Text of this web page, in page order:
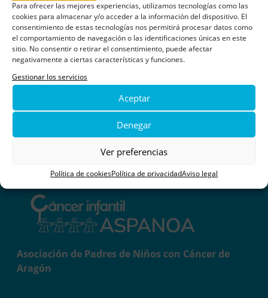
Para ofrecer las mejores experiencias, utilizamos tecnologías como las
cookies para almacenar y/o acceder a la información del dispositivo. El
consentimiento de estas tecnologías nos permitirá procesar datos como
el comportamiento de navegación o las identificaciones únicas en este
sitio. No consentir o retirar el consentimiento, puede afectar
negativamente a ciertas características y funciones.
Gestionar los servicios
Aceptar
Denegar
Ver preferencias
Política de cookiesPolítica de privacidadAviso legal
Asociación de Padres de Niños con Cáncer de
Aragón